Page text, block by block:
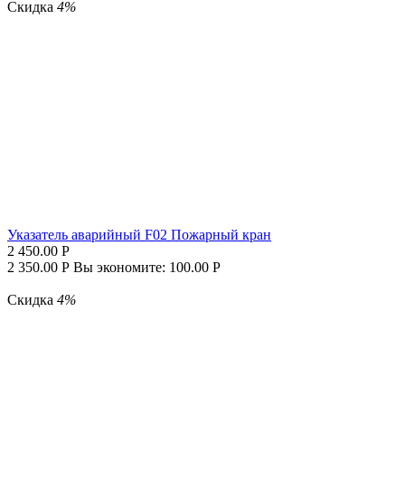
Скидка 4%
Указатель аварийный F02 Пожарный кран
2 450.00 Р
2 350.00 Р Вы экономите: 100.00 Р
Скидка 4%